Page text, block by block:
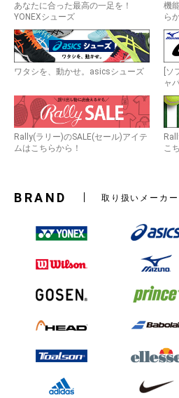
あなたに合った最高の一足を！
YONEXシューズ
機
ら
ワタシを、動かせ。asicsシューズ
[ソ
ャ
Rally(ラリー)のSALE(セール)アイテ
ムはこちらから！
こ
BRAND 取り扱いメーカ